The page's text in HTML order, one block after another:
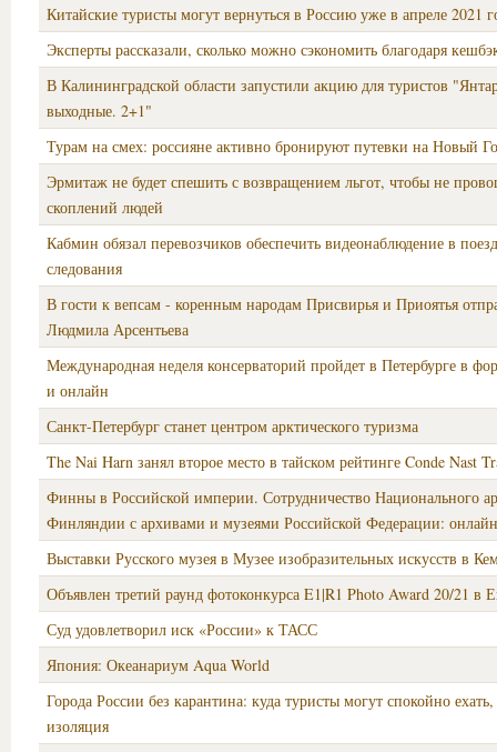
Китайские туристы могут вернуться в Россию уже в апреле 2021
Эксперты рассказали, сколько можно сэкономить благодаря
В Калининградской области запустили акцию для туристов
выходные. 2+1"
Турам на смех: россияне активно бронируют путевки на Новый
Эрмитаж не будет спешить с возвращением льгот, чтобы не
скоплений людей
Кабмин обязал перевозчиков обеспечить видеонаблюдение в
следования
В гости к вепсам - коренным народам Присвирья и Приоятья
Людмила Арсентьева
Международная неделя консерваторий пройдет в Петербурге в
и онлайн
Санкт-Петербург станет центром арктического туризма
The Nai Harn занял второе место в тайском рейтинге Conde Nast
Финны в Российской империи. Сотрудничество Национального
Финляндии с архивами и музеями Российской Федерации:
Выставки Русского музея в Музее изобразительных искусств в
Объявлен третий раунд фотоконкурса E1|R1 Photo Award 20/21 в
Суд удовлетворил иск «России» к ТАСС
Япония: Океанариум Aqua World
Города России без карантина: куда туристы могут спокойно
изоляция